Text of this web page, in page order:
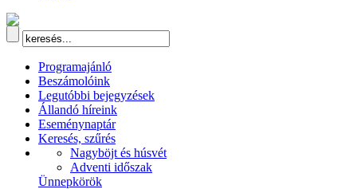
Programajánló
Beszámolóink
Legutóbbi bejegyzések
Állandó híreink
Eseménynaptár
Keresés, szűrés
Nagyböjt és húsvét
Adventi időszak
Ünnepkörök